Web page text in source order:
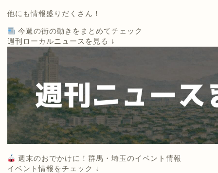
他にも情報盛りだくさん！
今週の街の動きをまとめてチェック
週刊ローカルニュースを見る ↓
週末のおでかけに！群馬・埼玉のイベント情報
イベント情報をチェック ↓